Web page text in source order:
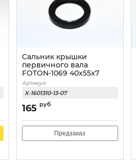
Сальник крышки
первичного вала
FOTON-1069 40x55x7
Артикул:
X-1601310-13-07
165 руб
Предзаказ